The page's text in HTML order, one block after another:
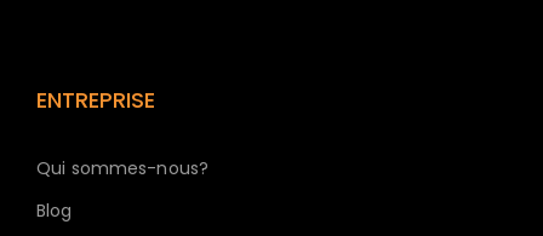
ENTREPRISE
Qui sommes-nous?
Blog